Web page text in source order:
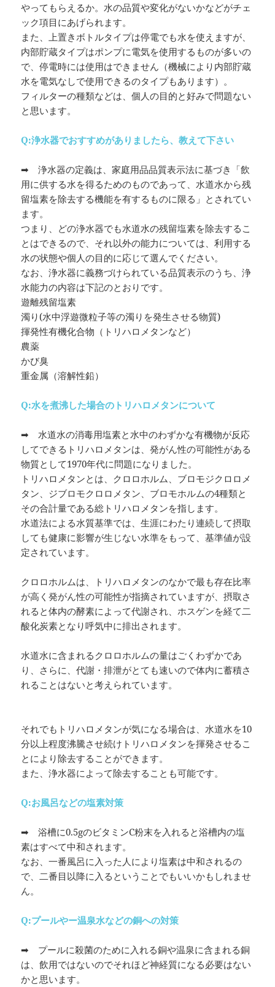
やってもらえるか。水の品質や変化がないかなどがチェ
ック項目にあげられます。
また、上置きボトルタイプは停電でも水を使えますが、
内部貯蔵タイプはポンプに電気を使用するものが多いの
で、停電時には使用はできません（機械により内部貯蔵
水を電気なしで使用できるのタイプもあります）。
フィルターの種類などは、個人の目的と好みで問題ない
と思います。
Q:浄水器でおすすめがありましたら、教えて下さい
➡ 浄水器の定義は、家庭用品品質表示法に基づき「飲
用に供する水を得るためのものであって、水道水から残
留塩素を除去する機能を有するものに限る」とされてい
ます。
つまり、どの浄水器でも水道水の残留塩素を除去するこ
とはできるので、それ以外の能力については、利用する
水の状態や個人の目的に応じて選んでください。
なお、浄水器に義務づけられている品質表示のうち、浄
水能力の内容は下記のとおりです。
遊離残留塩素
濁り(水中浮遊微粒子等の濁りを発生させる物質)
揮発性有機化合物（トリハロメタンなど）
農薬
かび臭
重金属（溶解性鉛）
Q:水を煮沸した場合のトリハロメタンについて
➡ 水道水の消毒用塩素と水中のわずかな有機物が反応
してできるトリハロメタンは、発がん性の可能性がある
物質として1970年代に問題になりました。
トリハロメタンとは、クロロホルム、ブロモジクロロメ
タン、ジブロモクロロメタン、ブロモホルムの4種類と
その合計量である総トリハロメタンを指します。
水道法による水質基準では、生涯にわたり連続して摂取
しても健康に影響が生じない水準をもって、基準値が設
定されています。
クロロホルムは、トリハロメタンのなかで最も存在比率
が高く発がん性の可能性が指摘されていますが、摂取さ
れると体内の酵素によって代謝され、ホスゲンを経て二
酸化炭素となり呼気中に排出されます。
水道水に含まれるクロロホルムの量はごくわずかであ
り、さらに、代謝・排泄がとても速いので体内に蓄積さ
れることはないと考えられています。
それでもトリハロメタンが気になる場合は、水道水を10
分以上程度沸騰させ続けトリハロメタンを揮発させるこ
とにより除去することができます。
また、浄水器によって除去することも可能です。
Q:お風呂などの塩素対策
➡ 浴槽に0.5gのビタミンC粉末を入れると浴槽内の塩
素はすべて中和されます。
なお、一番風呂に入った人により塩素は中和されるの
で、二番目以降に入るということでもいいかもしれませ
ん。
Q:プールやー温泉水などの銅への対策
➡ プールに殺菌のために入れる銅や温泉に含まれる銅
は、飲用ではないのでそれほど神経質になる必要はない
かと思います。